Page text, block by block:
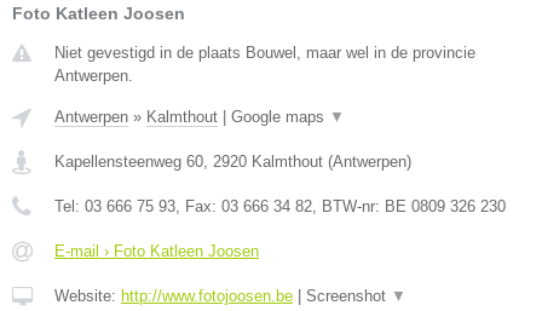
Foto Katleen Joosen
Niet gevestigd in de plaats Bouwel, maar wel in de provincie
Antwerpen.
Antwerpen » Kalmthout Google maps ▼
Kapellensteenweg 60, 2920 Kalmthout (Antwerpen)
Tel: 03 666 75 93, Fax: 03 666 34 82, BTW-nr: BE 0809 326 230
E-mail › Foto Katleen Joosen
Website: http://www.fotojoosen.be Screenshot ▼